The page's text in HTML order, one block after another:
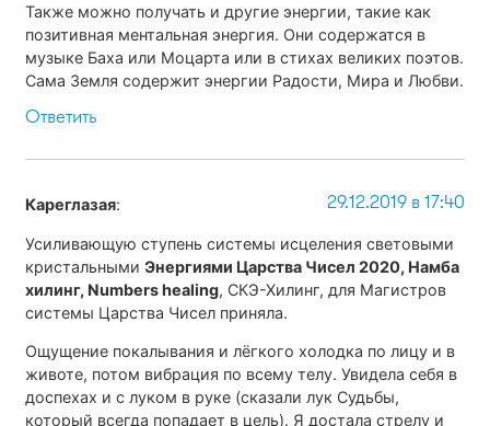
Также можно получать и другие энергии, такие как
позитивная ментальная энергия. Они содержатся в
музыке Баха или Моцарта или в стихах великих поэтов.
Сама Земля содержит энергии Радости, Мира и Любви.
Ответить
Кареглазая: 29.12.2019 в 17:40
Усиливающую ступень системы исцеления световыми
кристальными Энергиями Царства Чисел 2020, Намба
хилинг, Numbers healing, СКЭ-Хилинг, для Магистров
системы Царства Чисел приняла.
Ощущение покалывания и лёгкого холодка по лицу и в
животе, потом вибрация по всему телу. Увидела себя в
доспехах и с луком в руке (сказали лук Судьбы,
который всегда попадает в цель). Я достала стрелу и